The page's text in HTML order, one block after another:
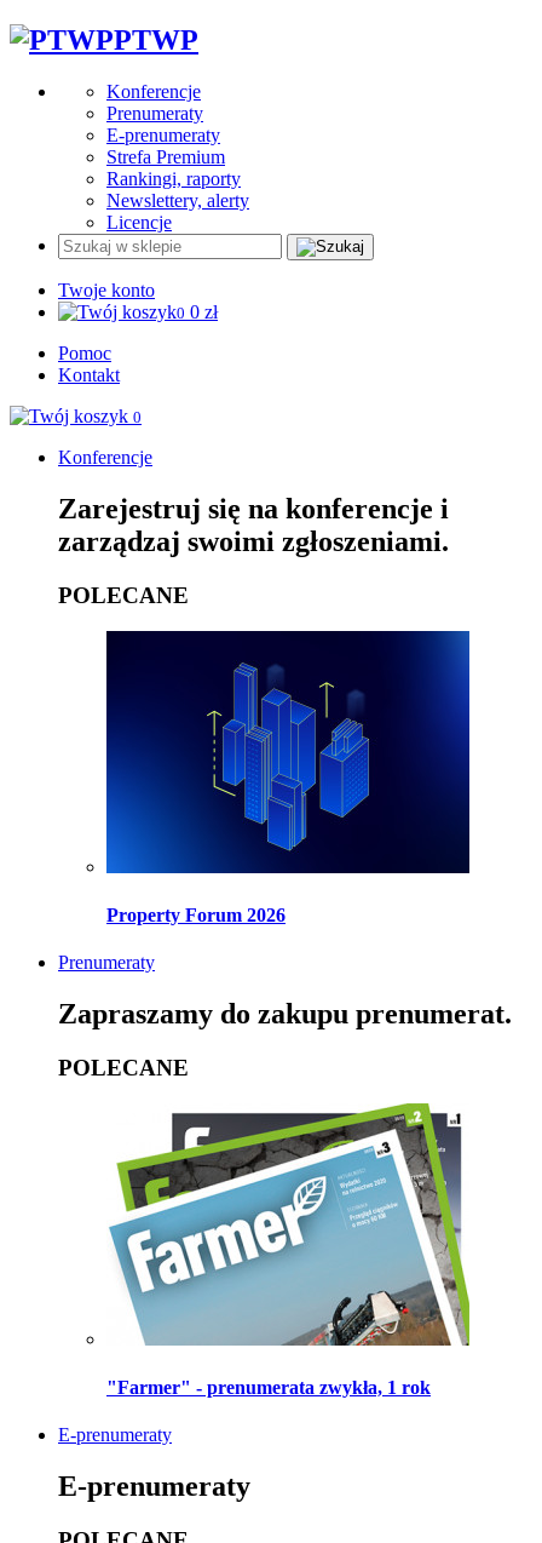
PTWP
Konferencje
Prenumeraty
E-prenumeraty
Strefa Premium
Rankingi, raporty
Newslettery, alerty
Licencje
Twoje konto
0 0 zł
Pomoc
Kontakt
0
Konferencje
Zarejestruj się na konferencje i
zarządzaj swoimi zgłoszeniami.
POLECANE
Property Forum 2026
Prenumeraty
Zapraszamy do zakupu prenumerat.
POLECANE
"Farmer" - prenumerata zwykła, 1 rok
E-prenumeraty
E-prenumeraty